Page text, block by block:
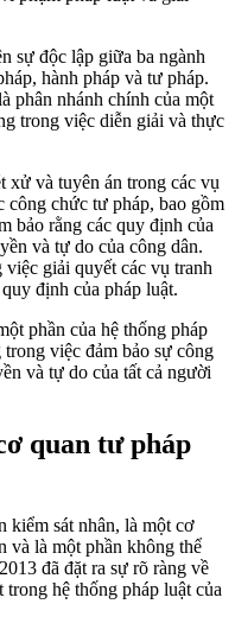
sự độc lập giữa ba ngành
hành pháp và tư pháp.
phân nhánh chính của một
trong việc diễn giải và thực
xử và tuyên án trong các vụ
công chức tư pháp, bao gồm
bảo rằng các quy định của
và tự do của công dân.
giải quyết các vụ tranh
định của pháp luật.
phần của hệ thống pháp
việc đảm bảo sự công
và tự do của tất cả người
quan tư pháp
kiểm sát nhân, là một cơ
và là một phần không thể
đã đặt ra sự rõ ràng về
hệ thống pháp luật của